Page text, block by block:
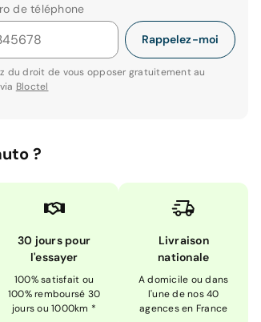
de téléphone
Rappelez-moi
du droit de vous opposer gratuitement au
Bloctel
?
30 jours pour
l'essayer
100% satisfait ou
100% remboursé 30
jours ou 1000km *
Livraison
nationale
A domicile ou dans
l'une de nos 40
agences en France